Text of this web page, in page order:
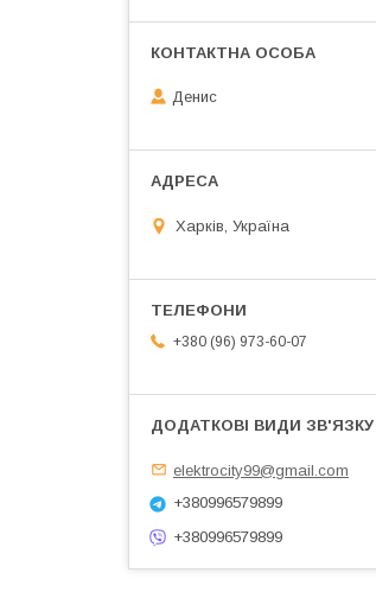
Денис
Харків, Україна
+380 (96) 973-60-07
elektrocity99@gmail.com
+380996579899
+380996579899